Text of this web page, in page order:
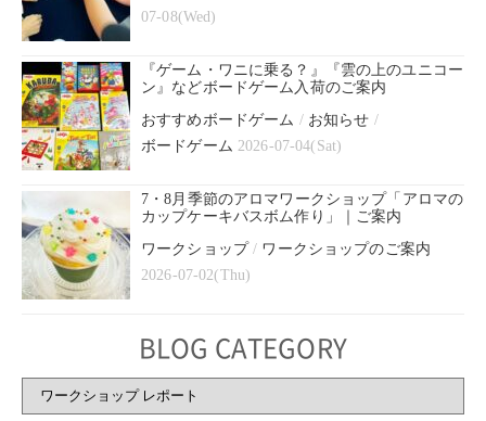
07-08(Wed)
『ゲーム・ワニに乗る？』『雲の上のユニコー
ン』などボードゲーム入荷のご案内
おすすめボードゲーム / お知らせ /
ボードゲーム 2026-07-04(Sat)
7・8月季節のアロマワークショップ「アロマの
カップケーキバスボム作り」｜ご案内
ワークショップ/ ワークショップのご案内
2026-07-02(Thu)
BLOG CATEGORY
BLOG
CATEGORY